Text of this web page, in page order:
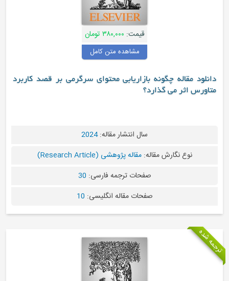
قیمت: ۳۸۰,۰۰۰ تومان
مشاهده متن کامل
دانلود مقاله چگونه بازاریابی محتوای سرگرمی بر قصد کاربرد
متاورس اثر می گذارد؟
سال انتشار مقاله:2024
نوع نگارش مقاله:مقاله پژوهشی (Research Article)
صفحات ترجمه فارسی: 30
صفحات مقاله انگلیسی: 10
ترجمه شده